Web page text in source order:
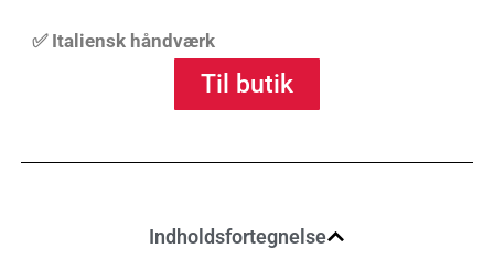
✅ Italiensk håndværk
Til butik
Indholdsfortegnelse